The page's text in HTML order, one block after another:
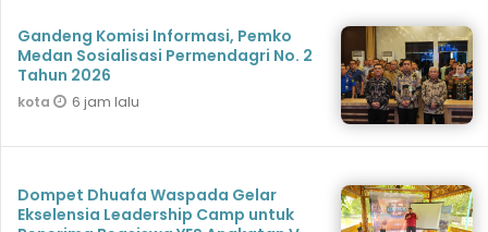
Gandeng Komisi Informasi, Pemko
Medan Sosialisasi Permendagri No. 2
Tahun 2026
kota 6 jam lalu
Dompet Dhuafa Waspada Gelar
Ekselensia Leadership Camp untuk